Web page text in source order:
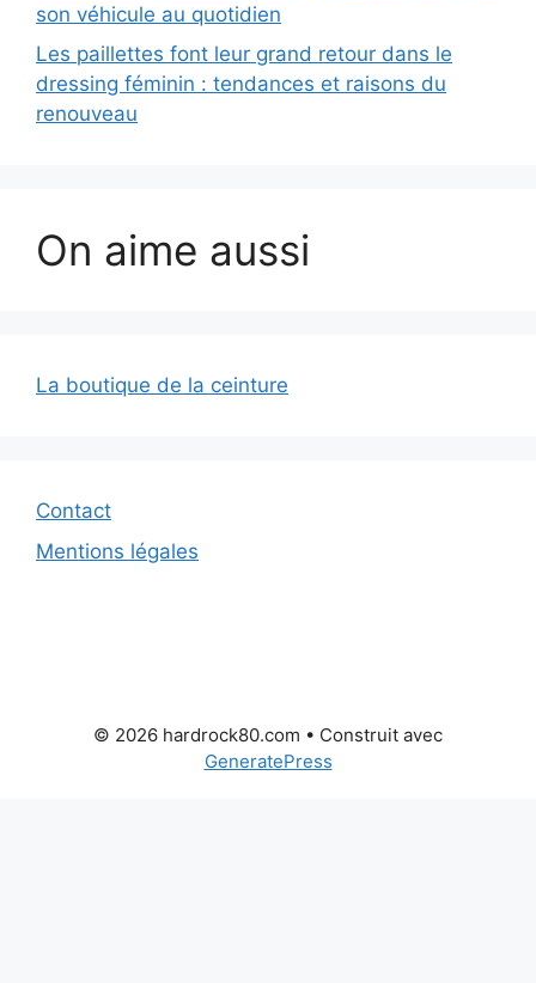
son véhicule au quotidien
Les paillettes font leur grand retour dans le
dressing féminin : tendances et raisons du
renouveau
On aime aussi
La boutique de la ceinture
Contact
Mentions légales
© 2026 hardrock80.com • Construit avec
GeneratePress